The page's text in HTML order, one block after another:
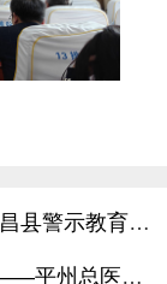
育基地心得体会
开展主题党日活动